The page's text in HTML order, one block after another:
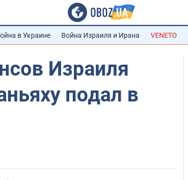
в Украине Война Израиля и Ирана VENETO
Израиля
подал в